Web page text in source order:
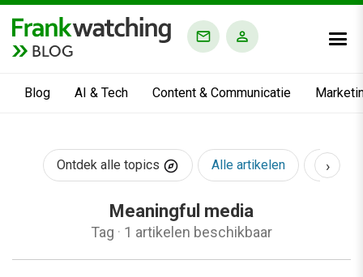
BLOG
Blog AI & Tech Content & Communicatie
Ontdek alle topics Alle artikelen AI &
›
Meaningful media
Tag · 1 artikelen beschikbaar